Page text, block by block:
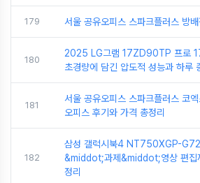
179 서울 공유오피스 스파크플러스 방
180
2025 LG그램 17ZD90TP 프로
초경량에 담긴 압도적 성능과 하루
181
서울 공유오피스 스파크플러스 코
오피스 후기와 가격 총정리
182
삼성 갤럭시북4 NT750XGP-
&middot;과제&middot;영상 편집
정리